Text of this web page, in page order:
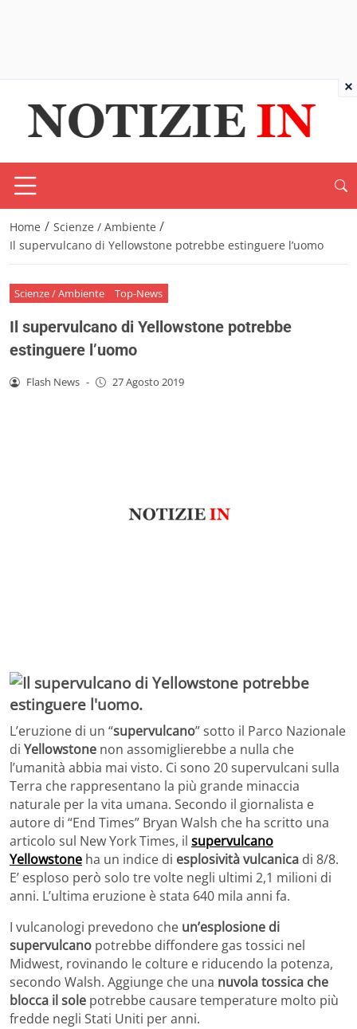
Home / Scienze / Ambiente /
Il supervulcano di Yellowstone potrebbe estinguere l’uomo
Scienze / Ambiente Top-News
Il supervulcano di Yellowstone potrebbe
estinguere l’uomo
Flash News - 27 Agosto 2019
L’eruzione di un “supervulcano” sotto il Parco Nazionale
di Yellowstone non assomiglierebbe a nulla che
l’umanità abbia mai visto. Ci sono 20 supervulcani sulla
Terra che rappresentano la più grande minaccia
naturale per la vita umana. Secondo il giornalista e
autore di “End Times” Bryan Walsh che ha scritto una
articolo sul New York Times, il supervulcano
Yellowstone ha un indice di esplosività vulcanica di 8/8.
E’ esploso però solo tre volte negli ultimi 2,1 milioni di
anni. L’ultima eruzione è stata 640 mila anni fa.
I vulcanologi prevedono che un’esplosione di
supervulcano potrebbe diffondere gas tossici nel
Midwest, rovinando le colture e riducendo la potenza,
secondo Walsh. Aggiunge che una nuvola tossica che
blocca il sole potrebbe causare temperature molto più
fredde negli Stati Uniti per anni.
×